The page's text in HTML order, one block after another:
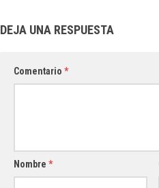
DEJA UNA RESPUESTA
Comentario *
Nombre *